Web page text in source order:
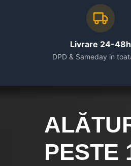
Livrare 24-48h
DPD & Sameday in
PESTE